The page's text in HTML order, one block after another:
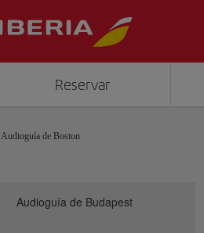
Reservar
Audioguía de Boston
Audioguía de Budapest